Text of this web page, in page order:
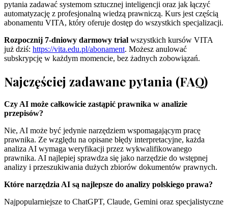
pytania zadawać systemom sztucznej inteligencji oraz jak łączyć
automatyzację z profesjonalną wiedzą prawniczą. Kurs jest częścią
abonamentu VITA, który oferuje dostęp do wszystkich specjalizacji.
Rozpocznij 7-dniowy darmowy trial wszystkich kursów VITA
już dziś: https://vita.edu.pl/abonament. Możesz anulować
subskrypcję w każdym momencie, bez żadnych zobowiązań.
Najczęściej zadawane pytania (FAQ)
Czy AI może całkowicie zastąpić prawnika w analizie
przepisów?
Nie, AI może być jedynie narzędziem wspomagającym pracę
prawnika. Ze względu na opisane błędy interpretacyjne, każda
analiza AI wymaga weryfikacji przez wykwalifikowanego
prawnika. AI najlepiej sprawdza się jako narzędzie do wstępnej
analizy i przeszukiwania dużych zbiorów dokumentów prawnych.
Które narzędzia AI są najlepsze do analizy polskiego prawa?
Najpopularniejsze to ChatGPT, Claude, Gemini oraz specjalistyczne